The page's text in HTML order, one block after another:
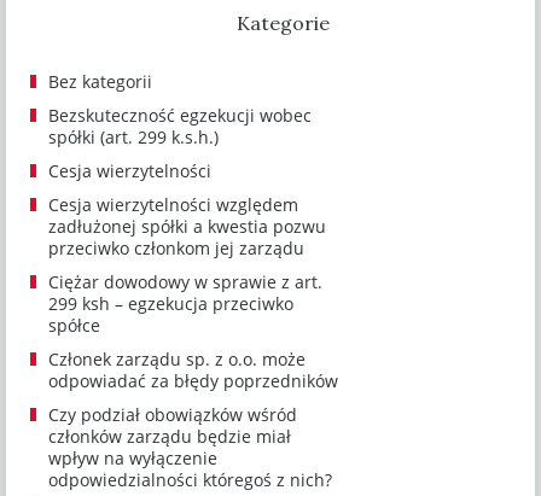
Kategorie
Bez kategorii
Bezskuteczność egzekucji wobec
spółki (art. 299 k.s.h.)
Cesja wierzytelności
Cesja wierzytelności względem
zadłużonej spółki a kwestia pozwu
przeciwko członkom jej zarządu
Ciężar dowodowy w sprawie z art.
299 ksh – egzekucja przeciwko
spółce
Członek zarządu sp. z o.o. może
odpowiadać za błędy poprzedników
Czy podział obowiązków wśród
członków zarządu będzie miał
wpływ na wyłączenie
odpowiedzialności któregoś z nich?